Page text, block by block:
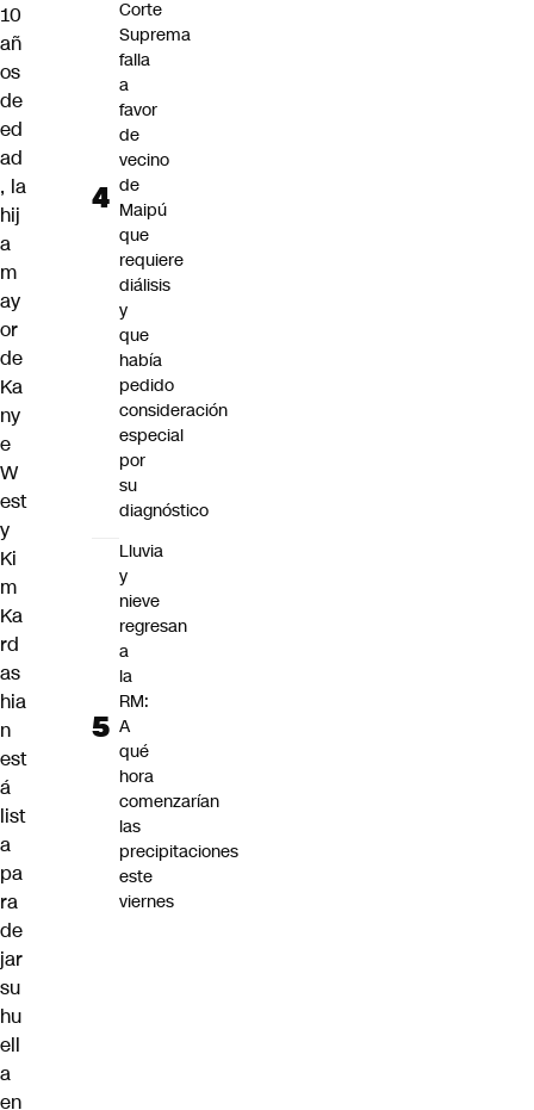
10
añ
os
de
ed
ad
, la
hij
a
m
ay
or
de
Ka
ny
e
W
est
y
Ki
m
Ka
rd
as
hia
n
est
á
list
a
pa
ra
de
jar
su
hu
ell
a
en
Corte
Suprema
falla
a
favor
de
vecino
de
Maipú
que
requiere
diálisis
y
que
había
pedido
consideración
especial
por
su
diagnóstico
Lluvia
y
nieve
regresan
a
la
RM:
A
qué
hora
comenzarían
las
precipitaciones
este
viernes